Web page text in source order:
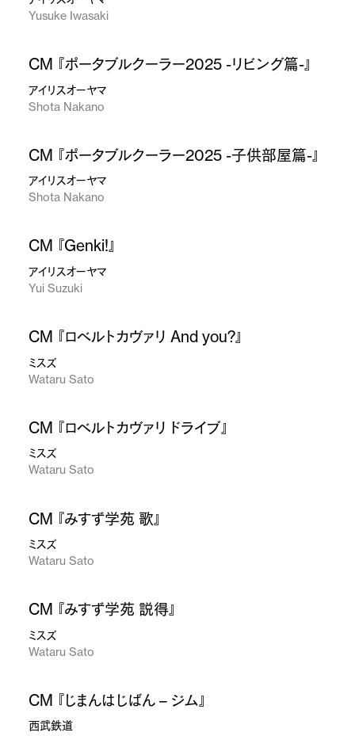
Yusuke Iwasaki
CM 『ポータブルクーラー2025 -リビング篇-』
アイリスオーヤマ
Shota Nakano
CM 『ポータブルクーラー2025 -子供部屋篇-』
アイリスオーヤマ
Shota Nakano
CM 『Genki!』
アイリスオーヤマ
Yui Suzuki
CM 『ロベルトカヴァリ And you?』
ミスズ
Wataru Sato
CM 『ロベルトカヴァリ ドライブ』
ミスズ
Wataru Sato
CM 『みすず学苑 歌』
ミスズ
Wataru Sato
CM 『みすず学苑 説得』
ミスズ
Wataru Sato
CM 『じまんはじばん – ジム』
西武鉄道